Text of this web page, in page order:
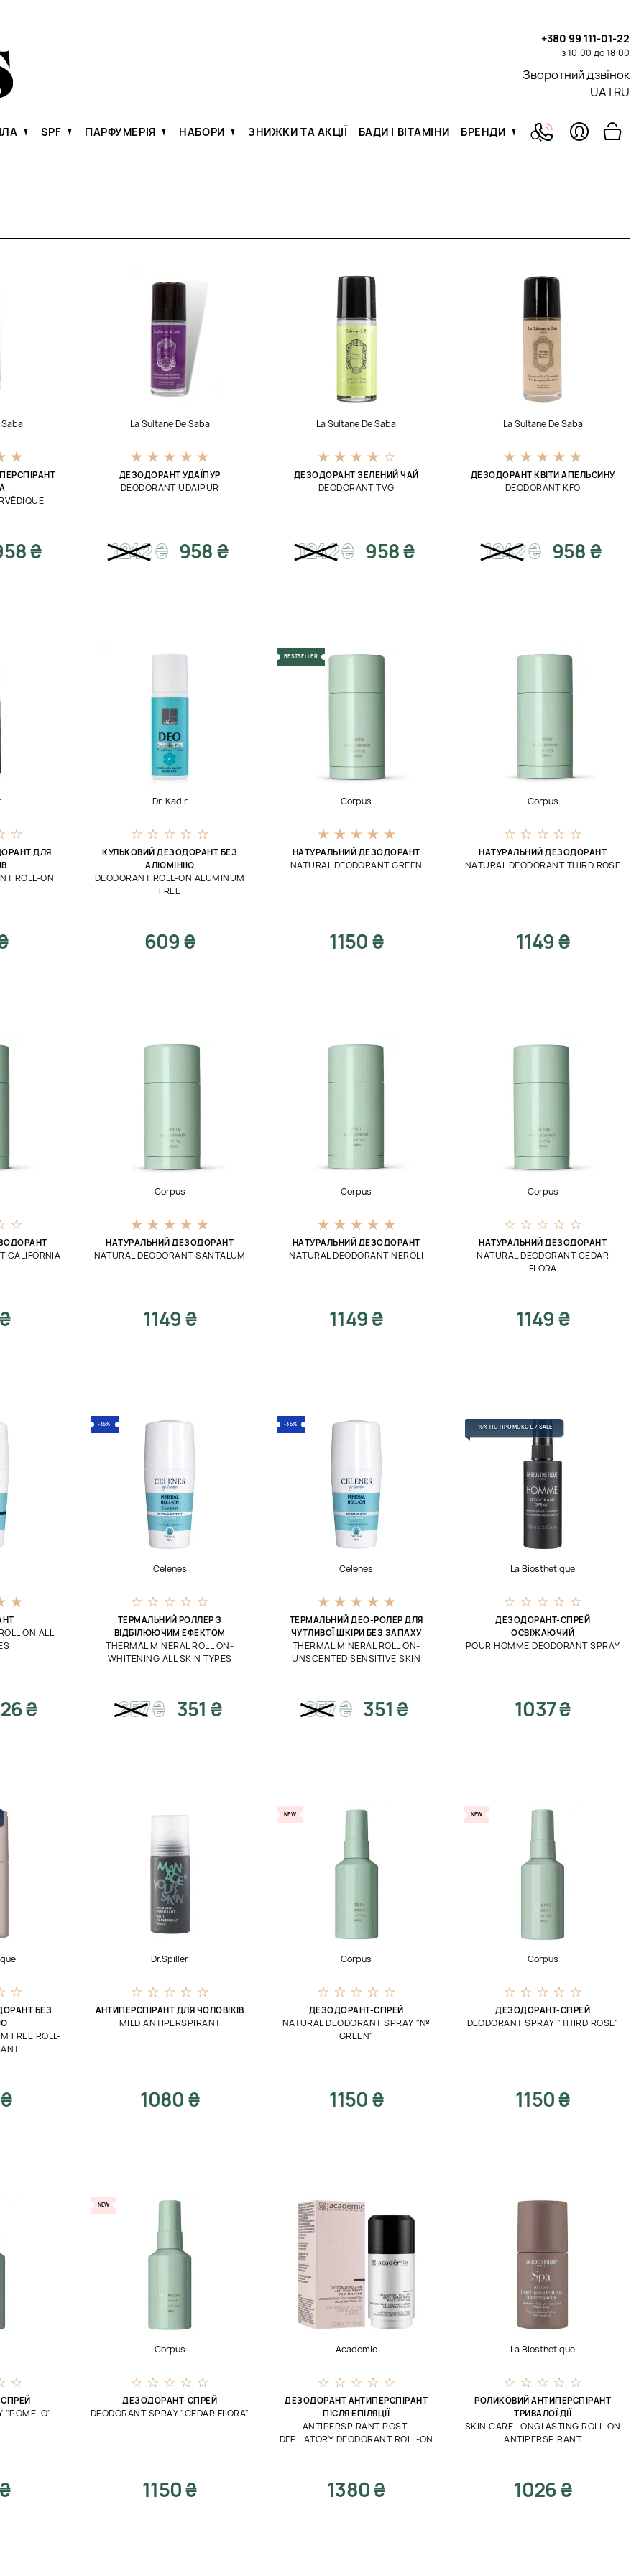
+380 99 111-01-22
з 10:00 до 18:00
Зворотний дзвінок
UA | RU
SPF ПАРФУМЕРІЯ НАБОРИ ЗНИЖКИ ТА АКЦІЇ БАДИ І ВІТАМІНИ БРЕНДИ
Saba
₴
La Sultane De Saba
ДЕЗОДОРАНТ УДАЇПУР
DEODORANT UDAIPUR
1242₴ 958 ₴
La Sultane De Saba
ДЕЗОДОРАНТ ЗЕЛЕНИЙ ЧАЙ
DEODORANT TVG
1242₴ 958 ₴
La Sultane De Saba
ДЕЗОДОРАНТ КВІТИ АПЕЛЬСИНУ
DEODORANT KFO
1242₴ 958 ₴
ДЛЯ
ROLL-ON
Dr. Kadir
КУЛЬКОВИЙ ДЕЗОДОРАНТ БЕЗ
АЛЮМІНІЮ
DEODORANT ROLL-ON ALUMINUM
FREE
609 ₴
BESTSELLER
Corpus
НАТУРАЛЬНИЙ ДЕЗОДОРАНТ
NATURAL DEODORANT GREEN
1150 ₴
Corpus
НАТУРАЛЬНИЙ ДЕЗОДОРАНТ
NATURAL DEODORANT THIRD ROSE
1149 ₴
CALIFORNIA
Corpus
НАТУРАЛЬНИЙ ДЕЗОДОРАНТ
NATURAL DEODORANT SANTALUM
1149 ₴
Corpus
НАТУРАЛЬНИЙ ДЕЗОДОРАНТ
NATURAL DEODORANT NEROLI
1149 ₴
Corpus
НАТУРАЛЬНИЙ ДЕЗОДОРАНТ
NATURAL DEODORANT CEDAR
FLORA
1149 ₴
ON ALL
₴
-35%
Celenes
ТЕРМАЛЬНИЙ РОЛЛЕР З
ВІДБІЛЮЮЧИМ ЕФЕКТОМ
THERMAL MINERAL ROLL ON-
WHITENING ALL SKIN TYPES
657₴ 351 ₴
-35%
Celenes
ТЕРМАЛЬНИЙ ДЕО-РОЛЕР ДЛЯ
ЧУТЛИВОЇ ШКІРИ БЕЗ ЗАПАХУ
THERMAL MINERAL ROLL ON-
UNSCENTED SENSITIVE SKIN
657₴ 351 ₴
-15% ПО ПРОМОКОДУ SALE
La Biosthetique
ДЕЗОДОРАНТ-СПРЕЙ
ОСВІЖАЮЧИЙ
POUR HOMME DEODORANT SPRAY
1037 ₴
БЕЗ
FREE ROLL-
Dr.Spiller
АНТИПЕРСПІРАНТ ДЛЯ ЧОЛОВІКІВ
MILD ANTIPERSPIRANT
1080 ₴
NEW
Corpus
ДЕЗОДОРАНТ-СПРЕЙ
NATURAL DEODORANT SPRAY "№
GREEN"
1150 ₴
NEW
Corpus
ДЕЗОДОРАНТ-СПРЕЙ
DEODORANT SPRAY "THIRD ROSE"
1150 ₴
"POMELO"
NEW
Corpus
ДЕЗОДОРАНТ-СПРЕЙ
DEODORANT SPRAY "CEDAR FLORA"
1150 ₴
Academie
ДЕЗОДОРАНТ АНТИПЕРСПІРАНТ
ПІСЛЯ ЕПІЛЯЦІЇ
ANTIPERSPIRANT POST-
DEPILATORY DEODORANT ROLL-ON
1380 ₴
La Biosthetique
РОЛИКОВИЙ АНТИПЕРСПІРАНТ
ТРИВАЛОЇ ДІЇ
SKIN CARE LONGLASTING ROLL-ON
ANTIPERSPIRANT
1026 ₴